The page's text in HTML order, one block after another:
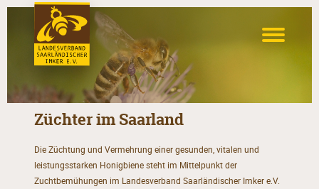
Züchter im Saarland
Die Züchtung und Vermehrung einer gesunden, vitalen und
leistungsstarken Honigbiene steht im Mittelpunkt der
Zuchtbemühungen im Landesverband Saarländischer Imker e.V.